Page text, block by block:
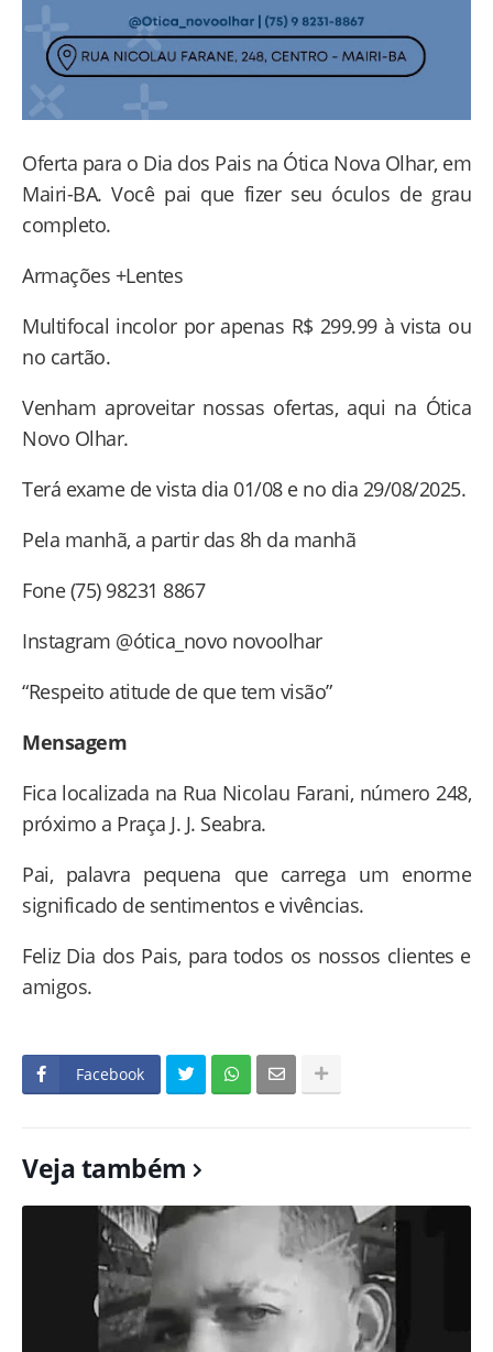
Oferta para o Dia dos Pais na Ótica Nova Olhar, em
Mairi-BA. Você pai que fizer seu óculos de grau
completo.
Armações +Lentes
Multifocal incolor por apenas R$ 299.99 à vista ou
no cartão.
Venham aproveitar nossas ofertas, aqui na Ótica
Novo Olhar.
Terá exame de vista dia 01/08 e no dia 29/08/2025.
Pela manhã, a partir das 8h da manhã
Fone (75) 98231 8867
Instagram @ótica_novo novoolhar
“Respeito atitude de que tem visão”
Mensagem
Fica localizada na Rua Nicolau Farani, número 248,
próximo a Praça J. J. Seabra.
Pai, palavra pequena que carrega um enorme
significado de sentimentos e vivências.
Feliz Dia dos Pais, para todos os nossos clientes e
amigos.
Facebook
Veja também